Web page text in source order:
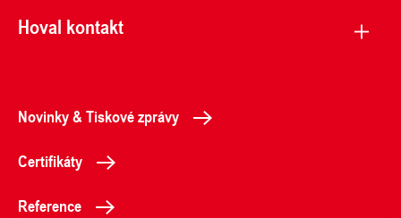
Hoval kontakt
Novinky & Tiskové zprávy
Certifikáty
Reference